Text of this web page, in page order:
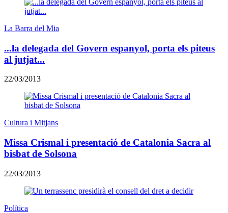
La Barra del Mia
...la delegada del Govern espanyol, porta els piteus
al jutjat...
22/03/2013
Cultura i Mitjans
Missa Crismal i presentació de Catalonia Sacra al
bisbat de Solsona
22/03/2013
Política